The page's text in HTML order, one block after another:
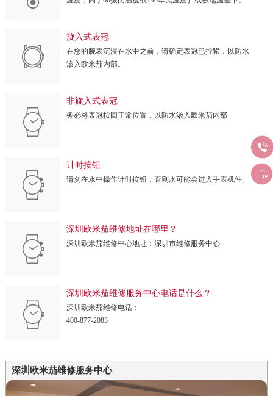
旋入式表冠
在您的腕表沉浸在水中之前，请确定表冠已拧紧，以防水
渗入欧米茄内部。
非旋入式表冠
务必将表冠按回正常位置，以防水渗入欧米茄内部
计时按钮
请勿在水中操作计时按钮，否则水可能会进入手表机件。
深圳欧米茄维修地址在哪里？
深圳欧米茄维修中心地址：深圳市维修服务中心
深圳欧米茄维修服务中心电话是什么？
深圳欧米茄维修电话：
400-877-2083
深圳欧米茄维修服务中心

